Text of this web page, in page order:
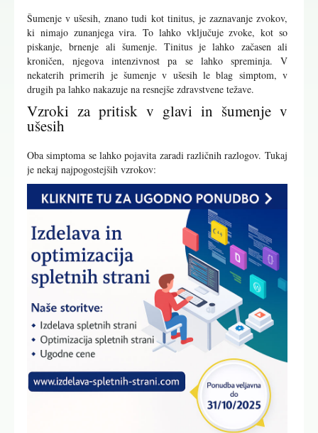
Šumenje v ušesih, znano tudi kot tinitus, je zaznavanje zvokov,
ki nimajo zunanjega vira. To lahko vključuje zvoke, kot so
piskanje, brnenje ali šumenje. Tinitus je lahko začasen ali
kroničen, njegova intenzivnost pa se lahko spreminja. V
nekaterih primerih je šumenje v ušesih le blag simptom, v
drugih pa lahko nakazuje na resnejše zdravstvene težave.
Vzroki za pritisk v glavi in šumenje v
ušesih
Oba simptoma se lahko pojavita zaradi različnih razlogov. Tukaj
je nekaj najpogostejših vzrokov: